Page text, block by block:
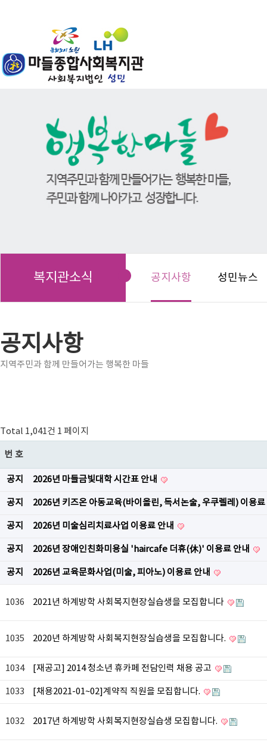
복지관소식 공지사항 성민뉴스
공지사항
지역주민과 함께 만들어가는 행복한 마들
Total 1,041건 1 페이지
번호
공지 2026년 마들금빛대학 시간표 안내
공지 2026년 키즈온 아동교육(바이올린, 독서논술, 우쿠렐레) 이용
공지 2026년 미술심리치료사업 이용료 안내
공지 2026년 장애인친화미용실 'haircafe 더휴(休)' 이용료 안내
공지 2026년 교육문화사업(미술, 피아노) 이용료 안내
1036 2021년 하계방학 사회복지현장실습생을 모집합니다
1035 2020년 하계방학 사회복지현장실습생을 모집합니다.
1034 [재공고] 2014 청소년 휴카페 전담인력 채용 공고
1033 [채용2021-01~02]계약직 직원을 모집합니다.
1032 2017년 하계방학 사회복지현장실습생 모집합니다.